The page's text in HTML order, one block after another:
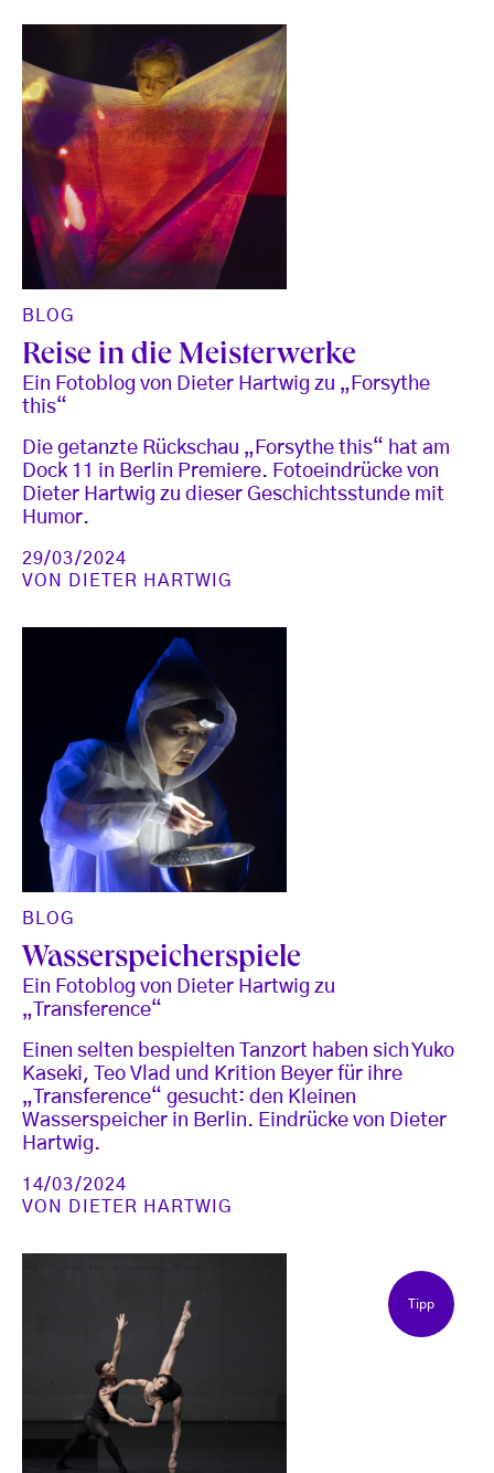
BLOG
Reise in die Meisterwerke
Ein Fotoblog von Dieter Hartwig zu „Forsythe
this“
Die getanzte Rückschau „Forsythe this“ hat am
Dock 11 in Berlin Premiere. Fotoeindrücke von
Dieter Hartwig zu dieser Geschichtsstunde mit
Humor.
29/03/2024
VON
DIETER HARTWIG
BLOG
Wasserspeicherspiele
Ein Fotoblog von Dieter Hartwig zu
„Transference“
Einen selten bespielten Tanzort haben sich Yuko
Kaseki, Teo Vlad und Krition Beyer für ihre
„Transference“ gesucht: den Kleinen
Wasserspeicher in Berlin. Eindrücke von Dieter
Hartwig.
14/03/2024
VON
DIETER HARTWIG
Tipp